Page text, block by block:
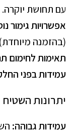
עם תחושת יוקרה.
אפשרויות גימור
(בהזמנה
תאימות לחימום
עמידות בפני
יתרונות השטיח
עמידות גבוהה: